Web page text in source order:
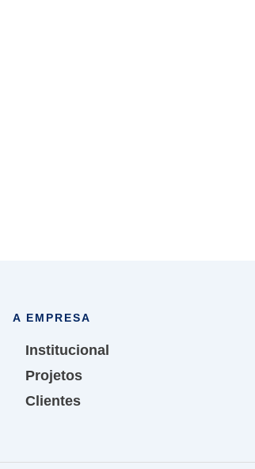
A EMPRESA
Institucional
Projetos
Clientes